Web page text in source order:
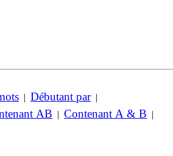
| Débutant par|
AB | Contenant A & B |